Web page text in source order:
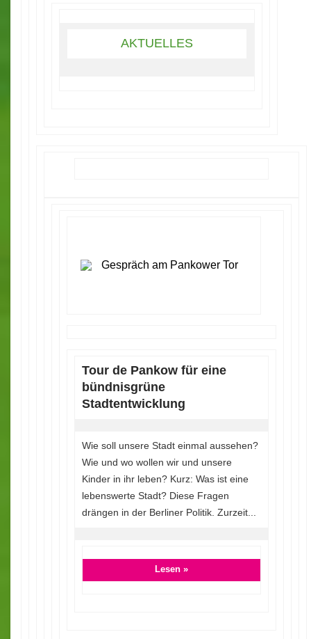
AKTUELLES
Tour de Pankow für eine
bündnisgrüne
Stadtentwicklung
Wie soll unsere Stadt einmal aussehen?
Wie und wo wollen wir und unsere
Kinder in ihr leben? Kurz: Was ist eine
lebenswerte Stadt? Diese Fragen
drängen in der Berliner Politik. Zurzeit...
Lesen »